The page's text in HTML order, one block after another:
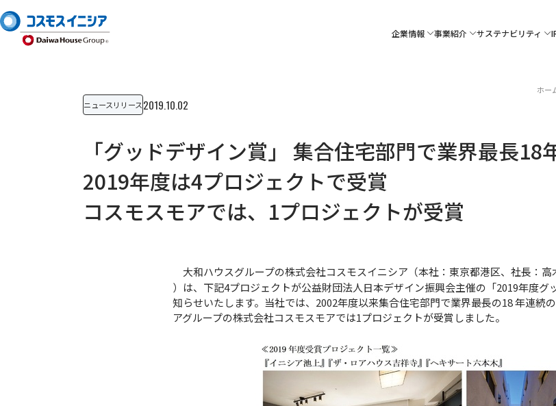
企業情報 事業紹介 サステナビリティ
ホー
ニュースリリース2019.10.02
「グッドデザイン賞」 集合住宅部門で業界最長18
2019年度は4プロジェクトで受賞
コスモスモアでは、1プロジェクトが受賞
大和ハウスグループの株式会社コスモスイニシア（本社：東京都港区、社長：高
）は、下記4プロジェクトが公益財団法人日本デザイン振興会主催の「2019年度グ
知らせいたします。当社では、2002年度以来集合住宅部門で業界最長の18 年連続
アグループの株式会社コスモスモアでは1プロジェクトが受賞しました。